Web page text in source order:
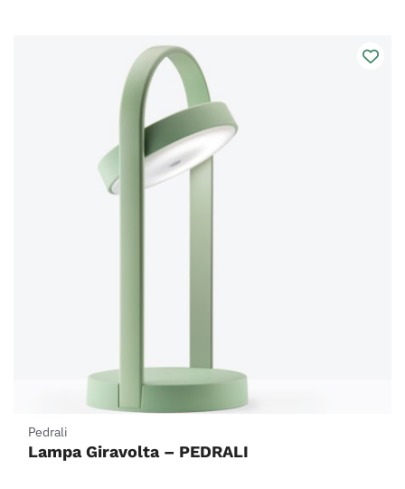
Pedrali
Lampa Giravolta – PEDRALI